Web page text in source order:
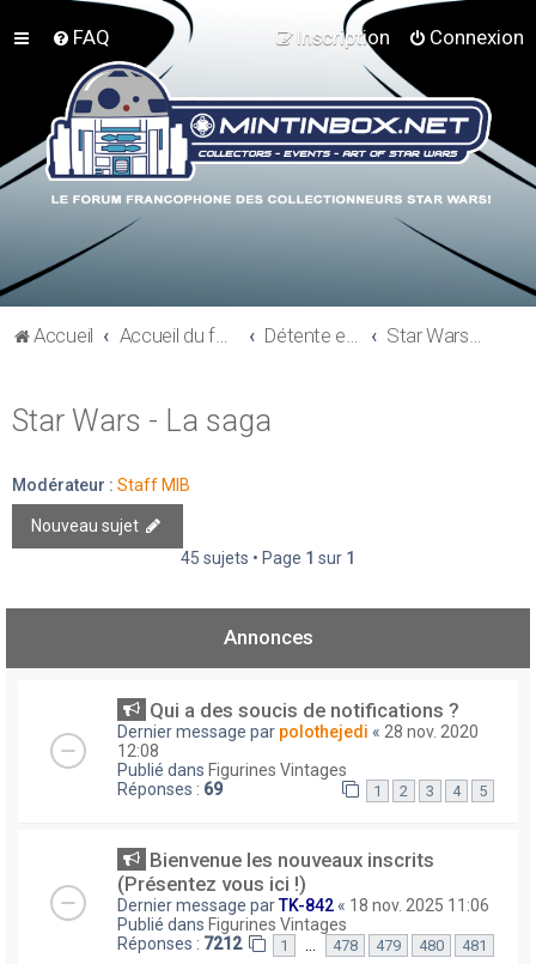
FAQ Connexion
Inscription
Accueil Accueil du forum Détente et communauté Mint In Box Star Wars - La saga
Star Wars - La saga
Modérateur : Staff MIB
Nouveau sujet
45 sujets • Page 1 sur 1
Annonces
Qui a des soucis de notifications ?
Dernier message par polothejedi « 28 nov. 2020
12:08
Publié dans Figurines Vintages
Réponses : 69 1 2 3 4 5
Bienvenue les nouveaux inscrits
(Présentez vous ici !)
Dernier message parTK-842 « 18 nov. 2025 11:06
Publié dans Figurines Vintages
Réponses : 7212 1 … 478 479 480 481